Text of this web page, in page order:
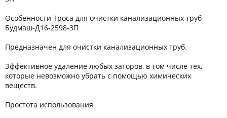
Особенности Троса для очистки канализационных труб
Будмаш-Д16-2598-3П
Предназначен для очистки канализационных труб.
Эффективное удаление любых заторов, в том числе тех,
которые невозможно убрать с помощью химических
веществ.
Простота использования